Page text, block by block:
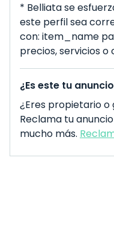
* Belliata se
este perfil sea
con: item_name
precios, servicios
¿Es este tu
¿Eres propietario o
Reclama tu
mucho más.